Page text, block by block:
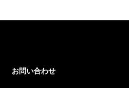
お問い合わせ